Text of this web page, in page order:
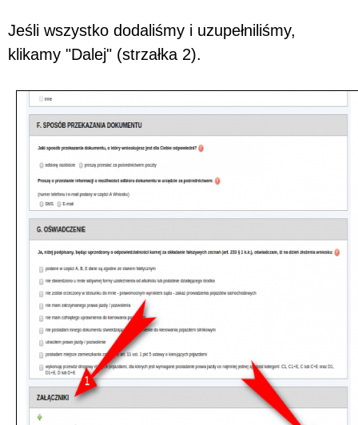
Jeśli wszystko dodaliśmy i uzupełniliśmy,
klikamy "Dalej" (strzałka 2).